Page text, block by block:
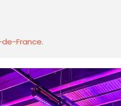
France.